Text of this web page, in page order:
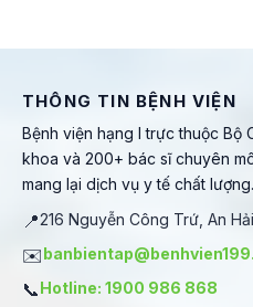
THÔNG TIN BỆNH VIỆN
Bệnh viện hạng I trực thuộc Bộ
khoa và 200+ bác sĩ chuyên
mang lại dịch vụ y tế chất lượng.
📍216 Nguyễn Công Trứ, An
✉️
📞Hotline: 1900 986 868